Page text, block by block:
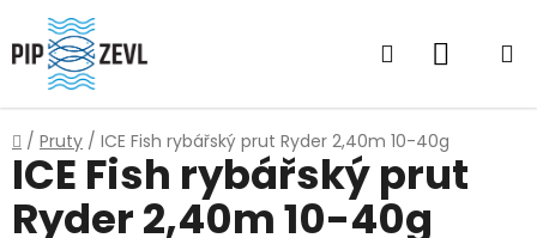
Přejít
na
obsah
Hledat
Domů
/ Pruty / ICE Fish rybářský prut Ryder 2,40m 10-40g
ICE Fish rybářský prut
Ryder 2,40m 10-40g